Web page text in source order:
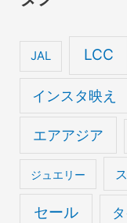
JAL LCC
インスタ映え
エアアジア
ジュエリー
セール